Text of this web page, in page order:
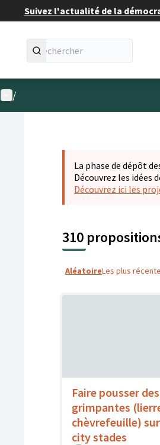
Suivez l'actualité de la
Menu utilisateur
/
La phase de dépôt
Découvrez les idées
Découvrez ici les
310
AléatoireLes plus
Faire pousser
grimpantes
chèvrefeuille)
city stades